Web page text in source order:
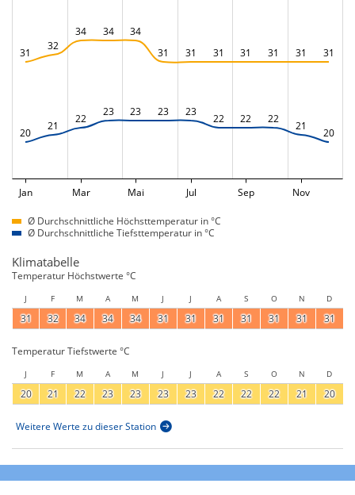
31
32
34 34
34
31
31 31 31 31 31 31
20
21
22
23 23 23 23
22 22 22
21
20
Jan Mar Mai Jul Sep Nov
Ø Durchschnittliche Höchsttemperatur in °C
Ø Durchschnittliche Tiefsttemperatur in °C
Klimatabelle
Temperatur Höchstwerte °C
J F M A M J J A S O N D
31 32 34 34 34 31 31 31 31 31 31 31
Temperatur Tiefstwerte °C
J F M A M J J A S O N D
20 21 22 23 23 23 23 22 22 22 21 20
Weitere Werte zu dieser Station